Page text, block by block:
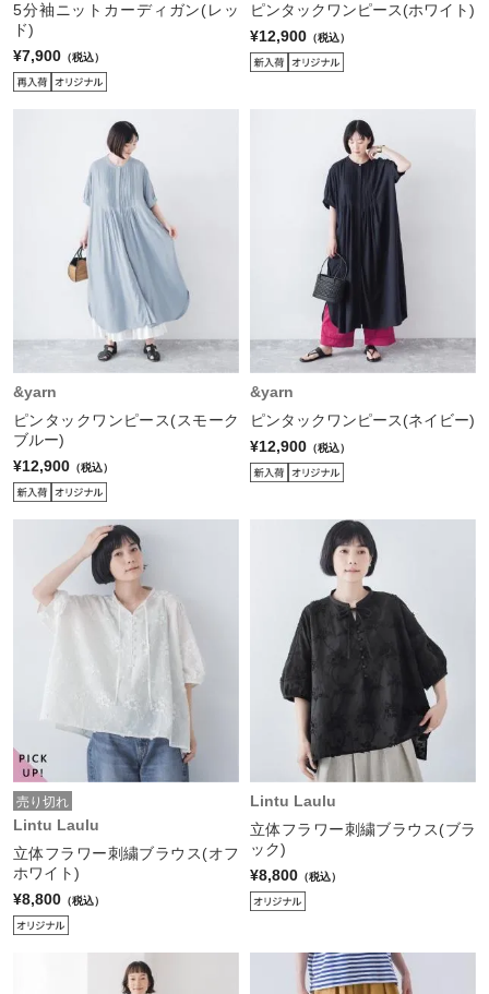
5分袖ニットカーディガン(レッ
ド)
¥7,900 （税込）
ピンタックワンピース(ホワイト)
¥12,900 （税込）
&yarn
ピンタックワンピース(スモーク
ブルー)
¥12,900 （税込）
&yarn
ピンタックワンピース(ネイビー)
¥12,900 （税込）
売り切れ
Lintu Laulu
立体フラワー刺繍ブラウス(オフ
ホワイト)
¥8,800 （税込）
Lintu Laulu
立体フラワー刺繍ブラウス(ブラ
ック)
¥8,800 （税込）